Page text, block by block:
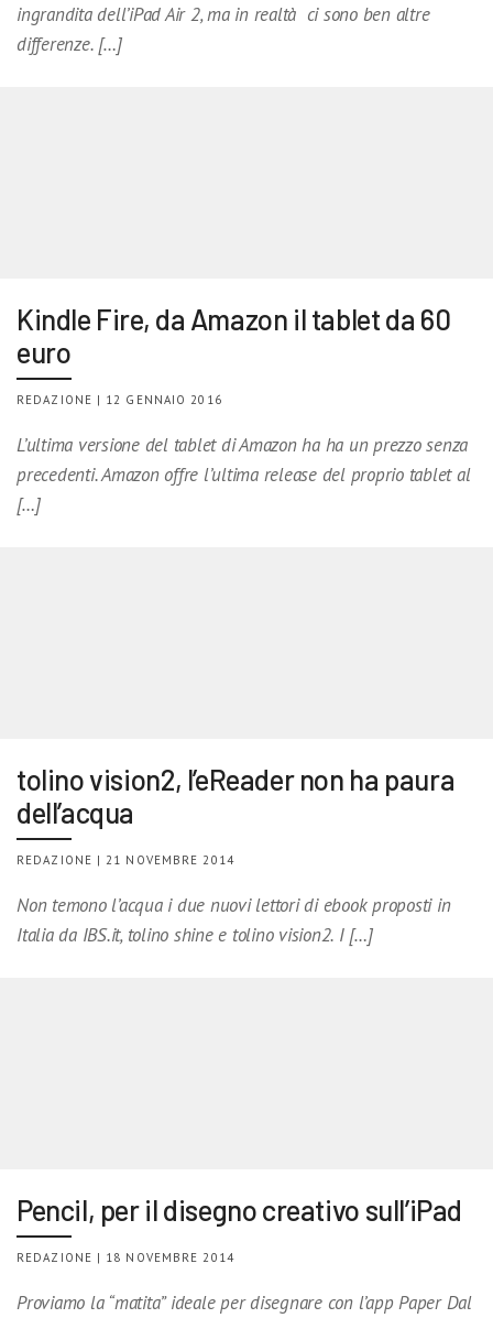
ingrandita dell’iPad Air 2, ma in realtà ci sono ben altre
differenze. […]
Kindle Fire, da Amazon il tablet da 60
euro
REDAZIONE | 12 GENNAIO 2016
L’ultima versione del tablet di Amazon ha ha un prezzo senza
precedenti. Amazon offre l’ultima release del proprio tablet al
[…]
tolino vision2, l’eReader non ha paura
dell’acqua
REDAZIONE | 21 NOVEMBRE 2014
Non temono l’acqua i due nuovi lettori di ebook proposti in
Italia da IBS.it, tolino shine e tolino vision2. I […]
Pencil, per il disegno creativo sull’iPad
REDAZIONE | 18 NOVEMBRE 2014
Proviamo la “matita” ideale per disegnare con l’app Paper Dal